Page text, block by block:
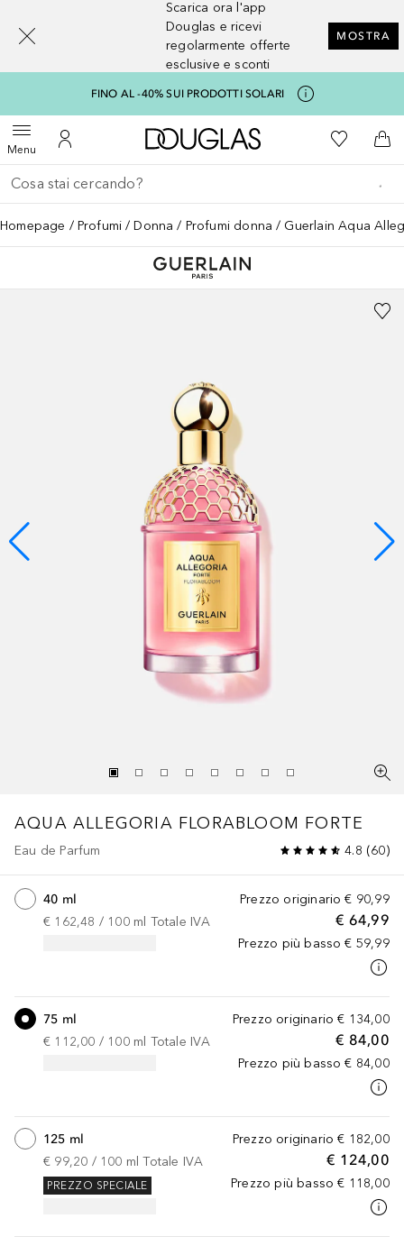
Scarica ora l'app
Douglas e ricevi
regolarmente offerte
esclusive e sconti
MOSTRA
FINO AL -40% SUI PRODOTTI SOLARI
MenuApri menuAl Mio Account
A Douglas HomeAlla Mia
Al
Torna indietro
Esegui ricerca
Homepage Profumi Donna Profumi donna Guerlain Aqua
AQUA ALLEGORIA FLORABLOOM FORTE
Eau de Parfum 4.8 (60)
Prezzo originario € 90,99
€ 64,99
Prezzo più basso € 59,99
40 ml
€ 162,48 / 100 ml Totale IVA
Prezzo originario € 134,00
€ 84,00
Prezzo più basso € 84,00
75 ml
€ 112,00 / 100 ml Totale IVA
Prezzo originario € 182,00
€ 124,00
Prezzo più basso € 118,00
125 ml
€ 99,20 / 100 ml Totale IVA
PREZZO SPECIALE
[navigation.slideout.screenreader]